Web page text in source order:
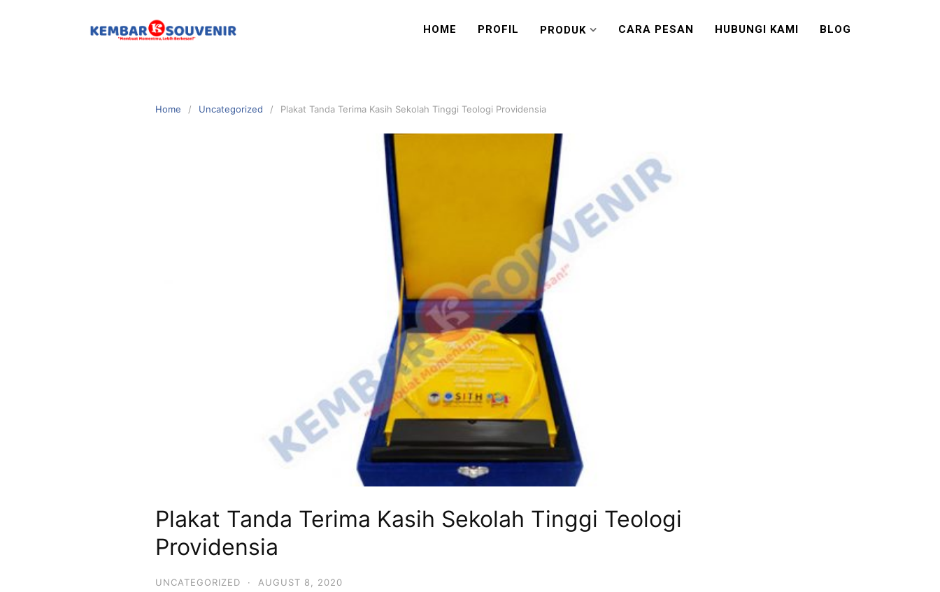
HOME PROFIL PRODUK CARA PESAN HUBUNGI KAMI BLOG
Home Uncategorized Plakat Tanda Terima Kasih Sekolah Tinggi Teologi Providensia
Plakat Tanda Terima Kasih Sekolah Tinggi Teologi
Providensia
UNCATEGORIZED · AUGUST 8, 2020